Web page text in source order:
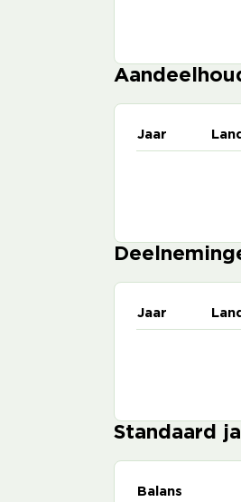
Jaar Land
Jaar Land
Standaard
Balans